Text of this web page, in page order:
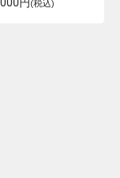
(税込)